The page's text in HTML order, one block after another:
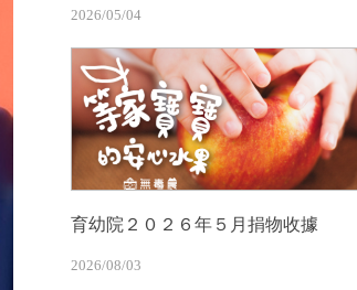
2026/05/04
育幼院２０２６年５月捐物收據
2026/08/03